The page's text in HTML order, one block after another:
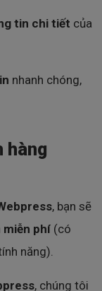
tin chi tiết của
nhanh chóng,
hàng
, bạn sẽ
miễn phí (có
năng).
, chúng tôi